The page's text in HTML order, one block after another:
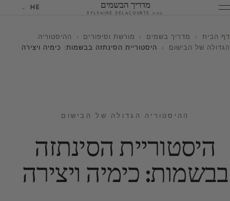
מדריך הבשמים
מאת SYLVAINE DELACOURTE
HE
דף הבית › מדריך בשמים › מורשת וסיפורים ›
ההיסטוריה
הגדולה של הבישום
› היסטוריית הסינתזה בבשמות: כימיה ויצירה
ההיסטוריה הגדולה של הבישום
היסטוריית הסינתזה
בבשמות: כימיה ויצירה